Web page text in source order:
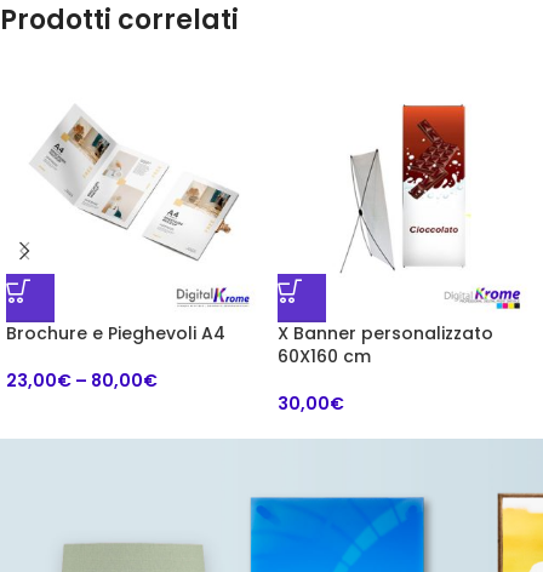
Prodotti correlati
Brochure e Pieghevoli A4
23,00€ – 80,00€
X Banner personalizzato
60X160 cm
30,00€